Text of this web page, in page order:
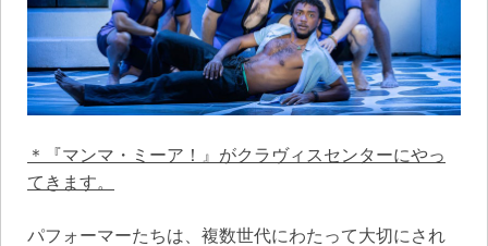
＊『マンマ・ミーア！』がクラヴィスセンターにやっ
てきます。
パフォーマーたちは、複数世代にわたって大切にされ